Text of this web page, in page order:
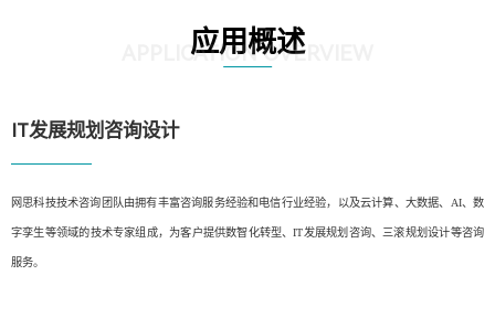
应用概述
APPLICATION OVERVIEW
IT发展规划咨询设计
网思科技技术咨询团队由拥有丰富咨询服务经验和电信行业经验，以及云计算、大数据、AI、数
字孪生等领域的技术专家组成，为客户提供数智化转型、IT发展规划咨询、三滚规划设计等咨询
服务。